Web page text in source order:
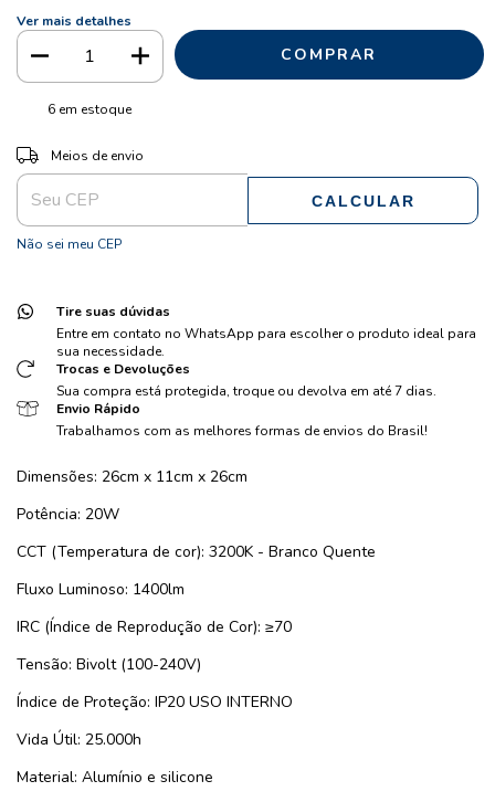
Ver mais detalhes
6 em estoque
Entregas para o CEP:
Meios de envio
CALCULAR
Não sei meu CEP
Tire suas dúvidas
Entre em contato no WhatsApp para escolher o produto ideal para
sua necessidade.
Trocas e Devoluções
Sua compra está protegida, troque ou devolva em até 7 dias.
Envio Rápido
Trabalhamos com as melhores formas de envios do Brasil!
Dimensões: 26cm x 11cm x 26cm
Potência: 20W
CCT (Temperatura de cor): 3200K - Branco Quente
Fluxo Luminoso: 1400lm
IRC (Índice de Reprodução de Cor): ≥70
Tensão: Bivolt (100-240V)
Índice de Proteção: IP20 USO INTERNO
Vida Útil: 25.000h
Material: Alumínio e silicone